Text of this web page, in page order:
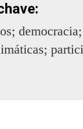
democracia;